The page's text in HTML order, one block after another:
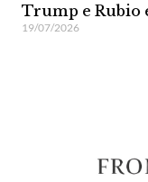
Trump e Rubio
19/07/2026